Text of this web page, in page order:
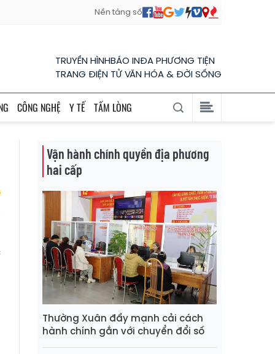
Nền tảng số
TRUYỀN HÌNHBÁO INĐA PHƯƠNG TIỆN
TRANG ĐIỆN TỬ VĂN HÓA & ĐỜI SỐNG
CÔNG NGHỆ Y TẾ TẤM LÒNG
Vận hành chính quyền địa phương
hai cấp
Thường Xuân đẩy mạnh cải cách
hành chính gắn với chuyển đổi số